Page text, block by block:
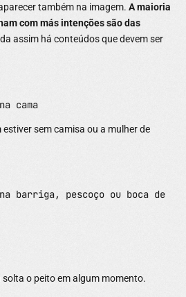
também na imagem. A maioria
com más intenções são das
assim há conteúdos que devem ser
cama
sem camisa ou a mulher de
barriga, pescoço ou boca de
o peito em algum momento.